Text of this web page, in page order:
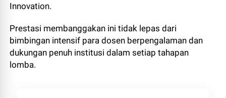
Innovation.
Prestasi membanggakan ini tidak lepas dari
bimbingan intensif para dosen berpengalaman dan
dukungan penuh institusi dalam setiap tahapan
lomba.